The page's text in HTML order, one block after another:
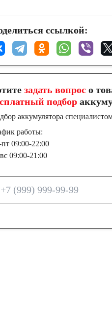
ссылкой:
задать вопросо
подбор
аккумулятора
работы:
09:00-22:00
09:00-21:00